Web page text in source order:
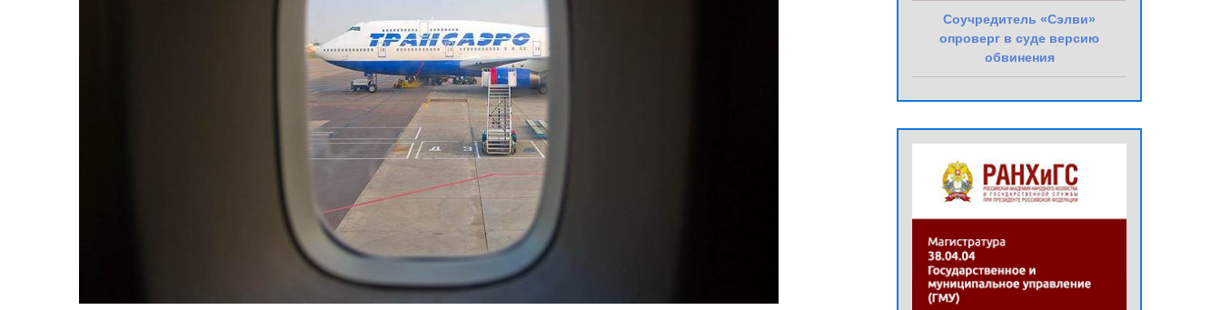
Соучредитель «Сэлви»
опроверг в суде версию
обвинения